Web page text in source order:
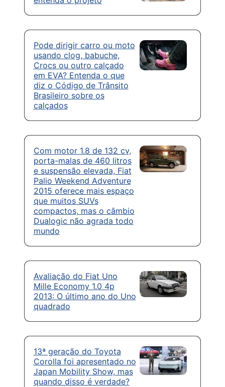
Pode dirigir carro ou moto
usando clog, babuche,
Crocs ou outro calçado
em EVA? Entenda o que
diz o Código de Trânsito
Brasileiro sobre os
calçados
Com motor 1.8 de 132 cv,
porta-malas de 460 litros
e suspensão elevada, Fiat
Palio Weekend Adventure
2015 oferece mais espaço
que muitos SUVs
compactos, mas o câmbio
Dualogic não agrada todo
mundo
Avaliação do Fiat Uno
Mille Economy 1.0 4p
2013: O último ano do Uno
quadrado
13ª geração do Toyota
Corolla foi apresentado no
Japan Mobility Show, mas
quando disso é verdade?